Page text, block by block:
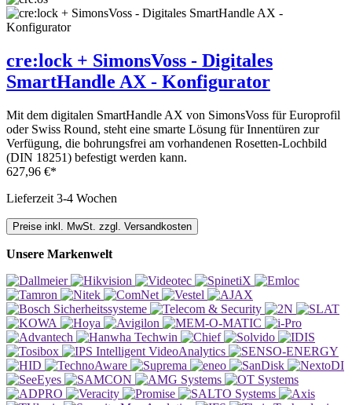
cre:lock + SimonsVoss - Digitales
SmartHandle AX - Konfigurator
Mit dem digitalen SmartHandle AX von SimonsVoss für Europrofil
oder Swiss Round, steht eine smarte Lösung für Innentüren zur
Verfügung, die bohrungsfrei am vorhandenen Rosetten-Lochbild
(DIN 18251) befestigt werden kann.
627,96 €*
Lieferzeit 3-4 Wochen
Preise inkl. MwSt. zzgl. Versandkosten
Unsere Markenwelt